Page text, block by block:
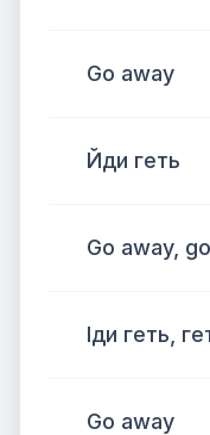
Go away
Йди геть
Go away,
Іди геть,
Go away